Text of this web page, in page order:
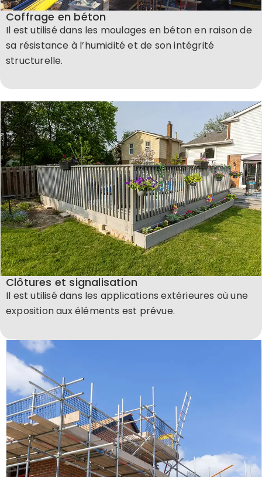
Coffrage en béton
Il est utilisé dans les moulages en béton en raison de
sa résistance à l’humidité et de son intégrité
structurelle.
Clôtures et signalisation
Il est utilisé dans les applications extérieures où une
exposition aux éléments est prévue.